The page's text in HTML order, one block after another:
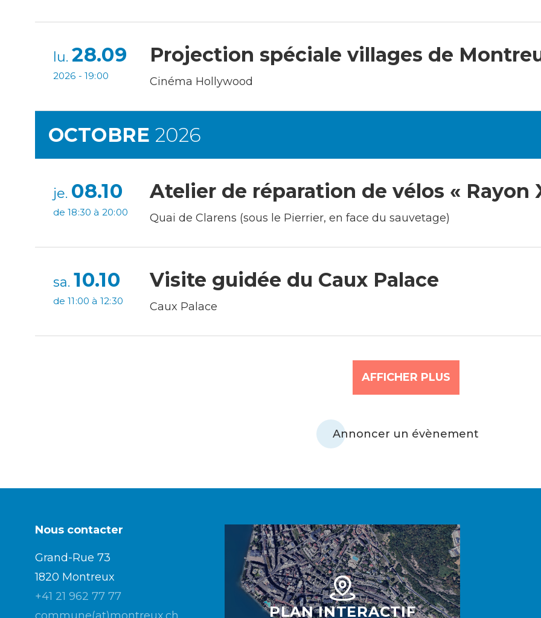
lu. 28.09
2026 - 19:00
Projection spéciale villages de
Cinéma Hollywood
OCTOBRE 2026
je. 08.10
de 18:30 à 20:00
Atelier de réparation de vélos « Rayon
Quai de Clarens (sous le Pierrier, en face du sauvetage)
sa. 10.10
de 11:00 à 12:30
Visite guidée du Caux Palace
Caux Palace
AFFICHER PLUS
Annoncer un évènement
Nous contacter
Grand-Rue 73
1820 Montreux
+41 21 962 77 77
PLAN INTERACTIF